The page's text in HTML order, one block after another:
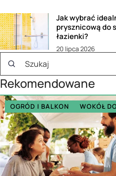
Jak wybrać
prysznicową do
łazienki?
20 lipca 2026
Rekomendowane
OGRÓD I BALKON WOKÓŁ